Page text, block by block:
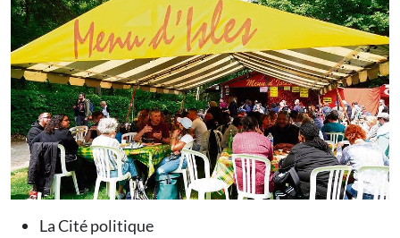
La Cité politique